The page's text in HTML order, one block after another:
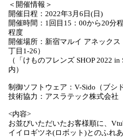
＜開催情報＞
開催日程：2022年3月6日(日)
開催時間：1回目15：00から20分
程度
開催場所：新宿マルイ アネック
丁目1-26）
（「けものフレンズ SHOP 2022 in
内）
制御ソフトウェア：V-Sido（ブシ
技術協力：アスラテック株式会社
<内容>
お並びいただいたお客様順に、
イイロギツネ(ロボット)とのふれ